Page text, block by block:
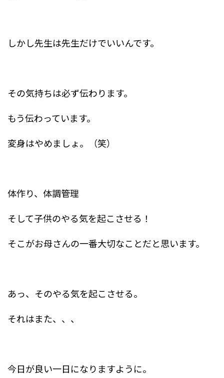
しかし先生は先生だけでいいんです。
その気持ちは必ず伝わります。
もう伝わっています。
変身はやめましょ。（笑）
体作り、体調管理
そして子供のやる気を起こさせる！
そこがお母さんの一番大切なことだと思います。
あっ、そのやる気を起こさせる。
それはまた、、、
今日が良い一日になりますように。